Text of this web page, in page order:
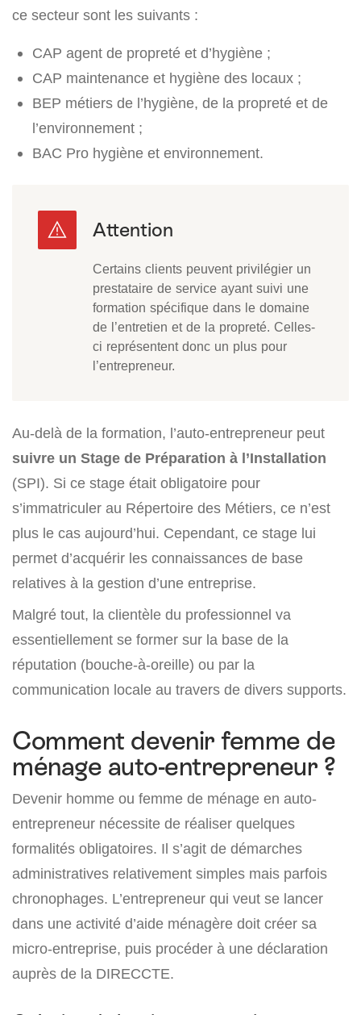
ce secteur sont les suivants :
CAP agent de propreté et d’hygiène ;
CAP maintenance et hygiène des locaux ;
BEP métiers de l’hygiène, de la propreté et de
l’environnement ;
BAC Pro hygiène et environnement.
Certains clients peuvent privilégier un
prestataire de service ayant suivi une
formation spécifique dans le domaine
de l’entretien et de la propreté. Celles-
ci représentent donc un plus pour
l’entrepreneur.
Au-delà de la formation, l’auto-entrepreneur peut
suivre un Stage de Préparation à l’Installation
(SPI). Si ce stage était obligatoire pour
s’immatriculer au Répertoire des Métiers, ce n’est
plus le cas aujourd’hui. Cependant, ce stage lui
permet d’acquérir les connaissances de base
relatives à la gestion d’une entreprise.
Malgré tout, la clientèle du professionnel va
essentiellement se former sur la base de la
réputation (bouche-à-oreille) ou par la
communication locale au travers de divers supports.
Comment devenir femme de
ménage auto-entrepreneur ?
Devenir homme ou femme de ménage en auto-
entrepreneur nécessite de réaliser quelques
formalités obligatoires. Il s’agit de démarches
administratives relativement simples mais parfois
chronophages. L’entrepreneur qui veut se lancer
dans une activité d’aide ménagère doit créer sa
micro-entreprise, puis procéder à une déclaration
auprès de la DIRECCTE.